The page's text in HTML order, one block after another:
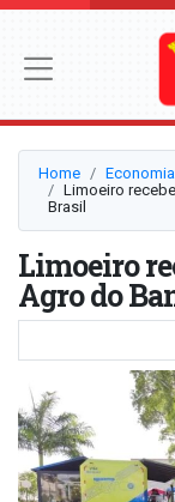
Home Economia
Limoeiro
Brasil
Limoeiro
Agro do